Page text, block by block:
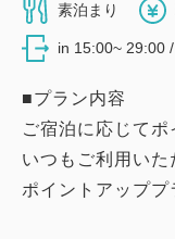
素泊まり
in 15:00~ 29:00
■プラン内容
ご宿泊に応じてポ
いつもご利用い
ポイントアッププ